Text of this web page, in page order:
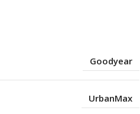
Goodyear
UrbanMax